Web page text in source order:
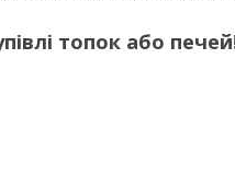
топок або